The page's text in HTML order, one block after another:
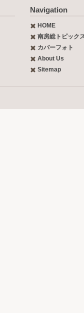
Navigation
HOME
南房総トピック
カバーフォト
About Us
Sitemap